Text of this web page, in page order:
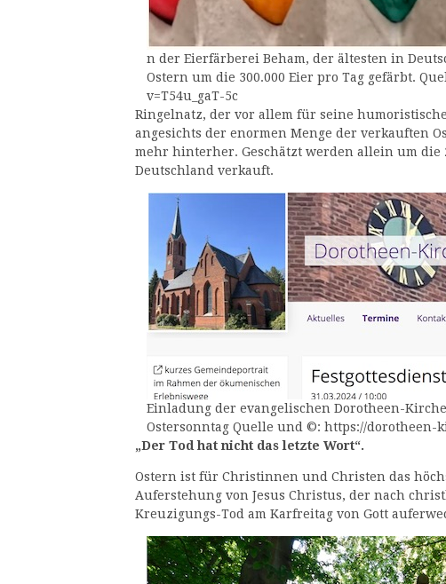
n der Eierfärberei Beham, der ältesten in
Ostern um die 300.000 Eier pro Tag gefärbt.
v=T54u_gaT-5c
Ringelnatz, der vor allem für seine
angesichts der enormen Menge der verkauften
mehr hinterher. Geschätzt werden allein um
Deutschland verkauft.
Einladung der evangelischen Dorotheen-
Ostersonntag Quelle und ©: https://
„Der Tod hat nicht das letzte Wort“.
Ostern ist für Christinnen und Christen das
Auferstehung von Jesus Christus, der nach
Kreuzigungs-Tod am Karfreitag von Gott